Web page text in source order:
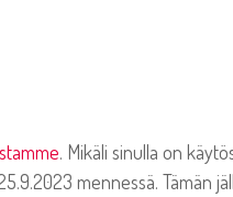
. Mikäli sinulla on
mennessä. Tämän